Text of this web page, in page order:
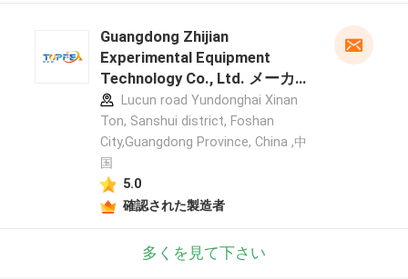
Guangdong Zhijian
Experimental Equipment
Technology Co., Ltd. メーカー
プロフィール
Lucun road Yundonghai Xinan
Ton, Sanshui district, Foshan
City,Guangdong Province, China ,中
国
5.0
確認された製造者
多くを見て下さい